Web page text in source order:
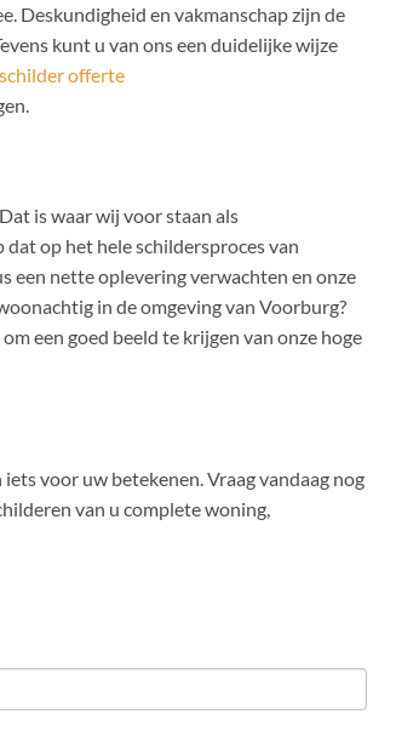
Deskundigheid en vakmanschap zijn de
kunt u van ons een duidelijke wijze
schilder offerte
is waar wij voor staan als
op het hele schildersproces van
een nette oplevering verwachten en onze
in de omgeving van Voorburg?
een goed beeld te krijgen van onze hoge
voor uw betekenen. Vraag vandaag nog
van u complete woning,